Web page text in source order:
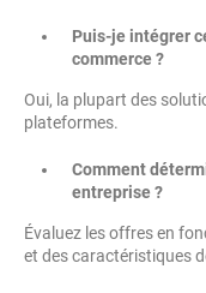
Puis-je intégrer
commerce ?
Oui, la plupart des
plateformes.
Comment
entreprise ?
Évaluez les offres en
et des caractéristiques